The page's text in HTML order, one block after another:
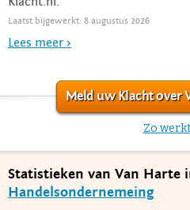
Laatst bijgewerkt: 8 augustus 2026
Lees meer >
Meld uw Klacht over
Zo
Statistieken van Van Harte
Handelsondernemeing